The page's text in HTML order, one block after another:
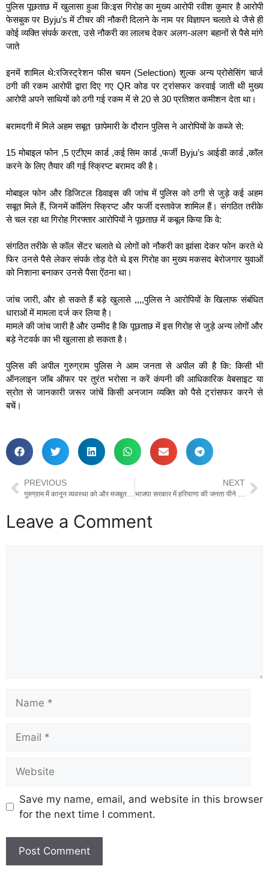
पुलिस पूछताछ में खुलासा हुआ कि:इस गिरोह का मुख्य आरोपी रवीश कुमार है आरोपी
फेसबुक पर Byju’s में टीचर की नौकरी दिलाने के नाम पर विज्ञापन चलाते थे जैसे ही
कोई व्यक्ति संपर्क करता, उसे नौकरी का लालच देकर अलग-अलग बहानों से पैसे मांगे
जाते
इनमें शामिल थे:रजिस्ट्रेशन फीस चयन (Selection) शुल्क अन्य प्रोसेसिंग चार्ज
ठगी की रकम आरोपी द्वारा दिए गए QR कोड पर ट्रांसफर करवाई जाती थी मुख्य
आरोपी अपने साथियों को ठगी गई रकम में से 20 से 30 प्रतिशत कमीशन देता था।
बरामदगी में मिले अहम सबूत छापेमारी के दौरान पुलिस ने आरोपियों के कब्जे से:
15 मोबाइल फोन ,5 एटीएम कार्ड ,कई सिम कार्ड ,फर्जी Byju’s आईडी कार्ड ,कॉल
करने के लिए तैयार की गई स्क्रिप्ट बरामद की है।
मोबाइल फोन और डिजिटल डिवाइस की जांच में पुलिस को ठगी से जुड़े कई अहम
सबूत मिले हैं, जिनमें कॉलिंग स्क्रिप्ट और फर्जी दस्तावेज शामिल हैं। संगठित तरीके
से चल रहा था गिरोह गिरफ्तार आरोपियों ने पूछताछ में कबूल किया कि वे:
संगठित तरीके से कॉल सेंटर चलाते थे लोगों को नौकरी का झांसा देकर फोन करते थे
फिर उनसे पैसे लेकर संपर्क तोड़ देते थे इस गिरोह का मुख्य मकसद बेरोजगार युवाओं
को निशाना बनाकर उनसे पैसा ऐंठना था।
जांच जारी, और हो सकते हैं बड़े खुलासे ,,,,पुलिस ने आरोपियों के खिलाफ संबंधित
धाराओं में मामला दर्ज कर लिया है।
मामले की जांच जारी है और उम्मीद है कि पूछताछ में इस गिरोह से जुड़े अन्य लोगों और
बड़े नेटवर्क का भी खुलासा हो सकता है।
पुलिस की अपील गुरुग्राम पुलिस ने आम जनता से अपील की है कि: किसी भी
ऑनलाइन जॉब ऑफर पर तुरंत भरोसा न करें कंपनी की आधिकारिक वेबसाइट या
स्रोत से जानकारी जरूर जांचें किसी अनजान व्यक्ति को पैसे ट्रांसफर करने से
बचें।
PREVIOUS NEXT
Leave a Comment
Save my name, email, and website in this browser
for the next time I comment.